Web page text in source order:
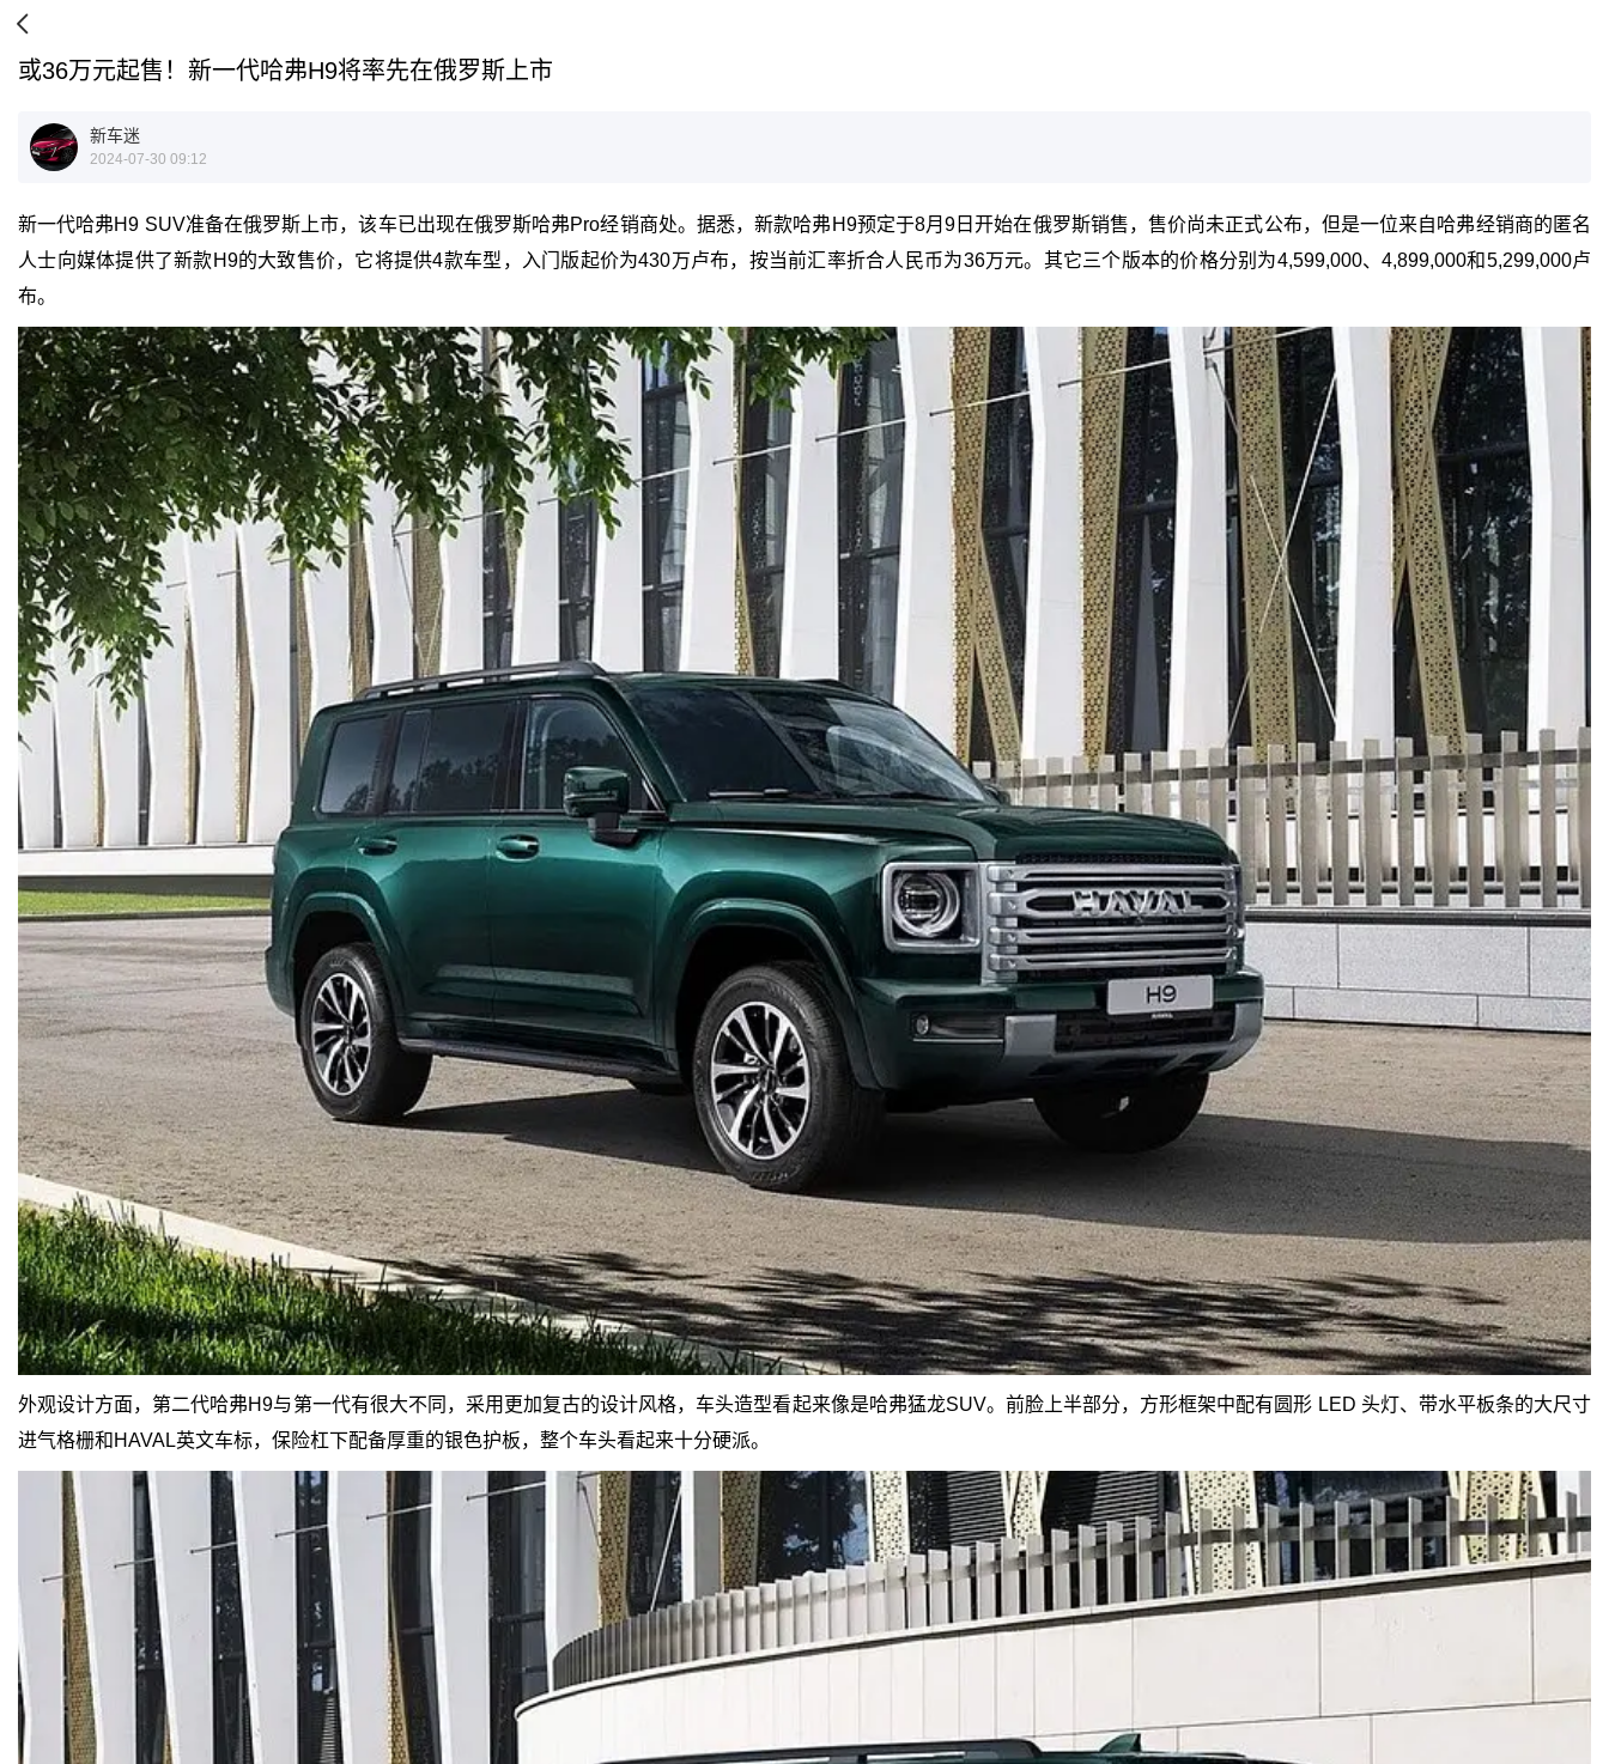
或36万元起售！新一代哈弗H9将率先在俄罗斯上市
新车迷
2024-07-30 09:12
新一代哈弗H9 SUV准备在俄罗斯上市，该车已出现在俄罗斯哈弗Pro经销商处。据悉，新款哈弗H9预定于8月9日开始在俄罗斯销售，售价尚未正式公布，但是一位来自哈弗经销商的匿名
人士向媒体提供了新款H9的大致售价，它将提供4款车型，入门版起价为430万卢布，按当前汇率折合人民币为36万元。其它三个版本的价格分别为4,599,000、4,899,000和5,299,000卢
布。
外观设计方面，第二代哈弗H9与第一代有很大不同，采用更加复古的设计风格，车头造型看起来像是哈弗猛龙SUV。前脸上半部分，方形框架中配有圆形 LED 头灯、带水平板条的大尺寸
进气格栅和HAVAL英文车标，保险杠下配备厚重的银色护板，整个车头看起来十分硬派。